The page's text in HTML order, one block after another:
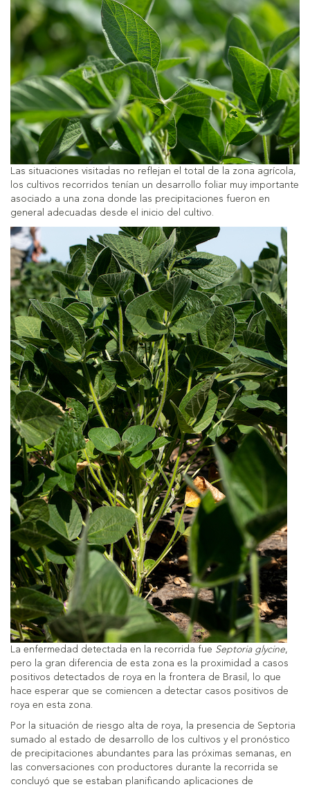
Las situaciones visitadas no reflejan el total de la zona agrícola,
los cultivos recorridos tenían un desarrollo foliar muy importante
asociado a una zona donde las precipitaciones fueron en
general adecuadas desde el inicio del cultivo.
La enfermedad detectada en la recorrida fue Septoria glycine,
pero la gran diferencia de esta zona es la proximidad a casos
positivos detectados de roya en la frontera de Brasil, lo que
hace esperar que se comiencen a detectar casos positivos de
roya en esta zona.
Por la situación de riesgo alta de roya, la presencia de Septoria
sumado al estado de desarrollo de los cultivos y el pronóstico
de precipitaciones abundantes para las próximas semanas, en
las conversaciones con productores durante la recorrida se
concluyó que se estaban planificando aplicaciones de